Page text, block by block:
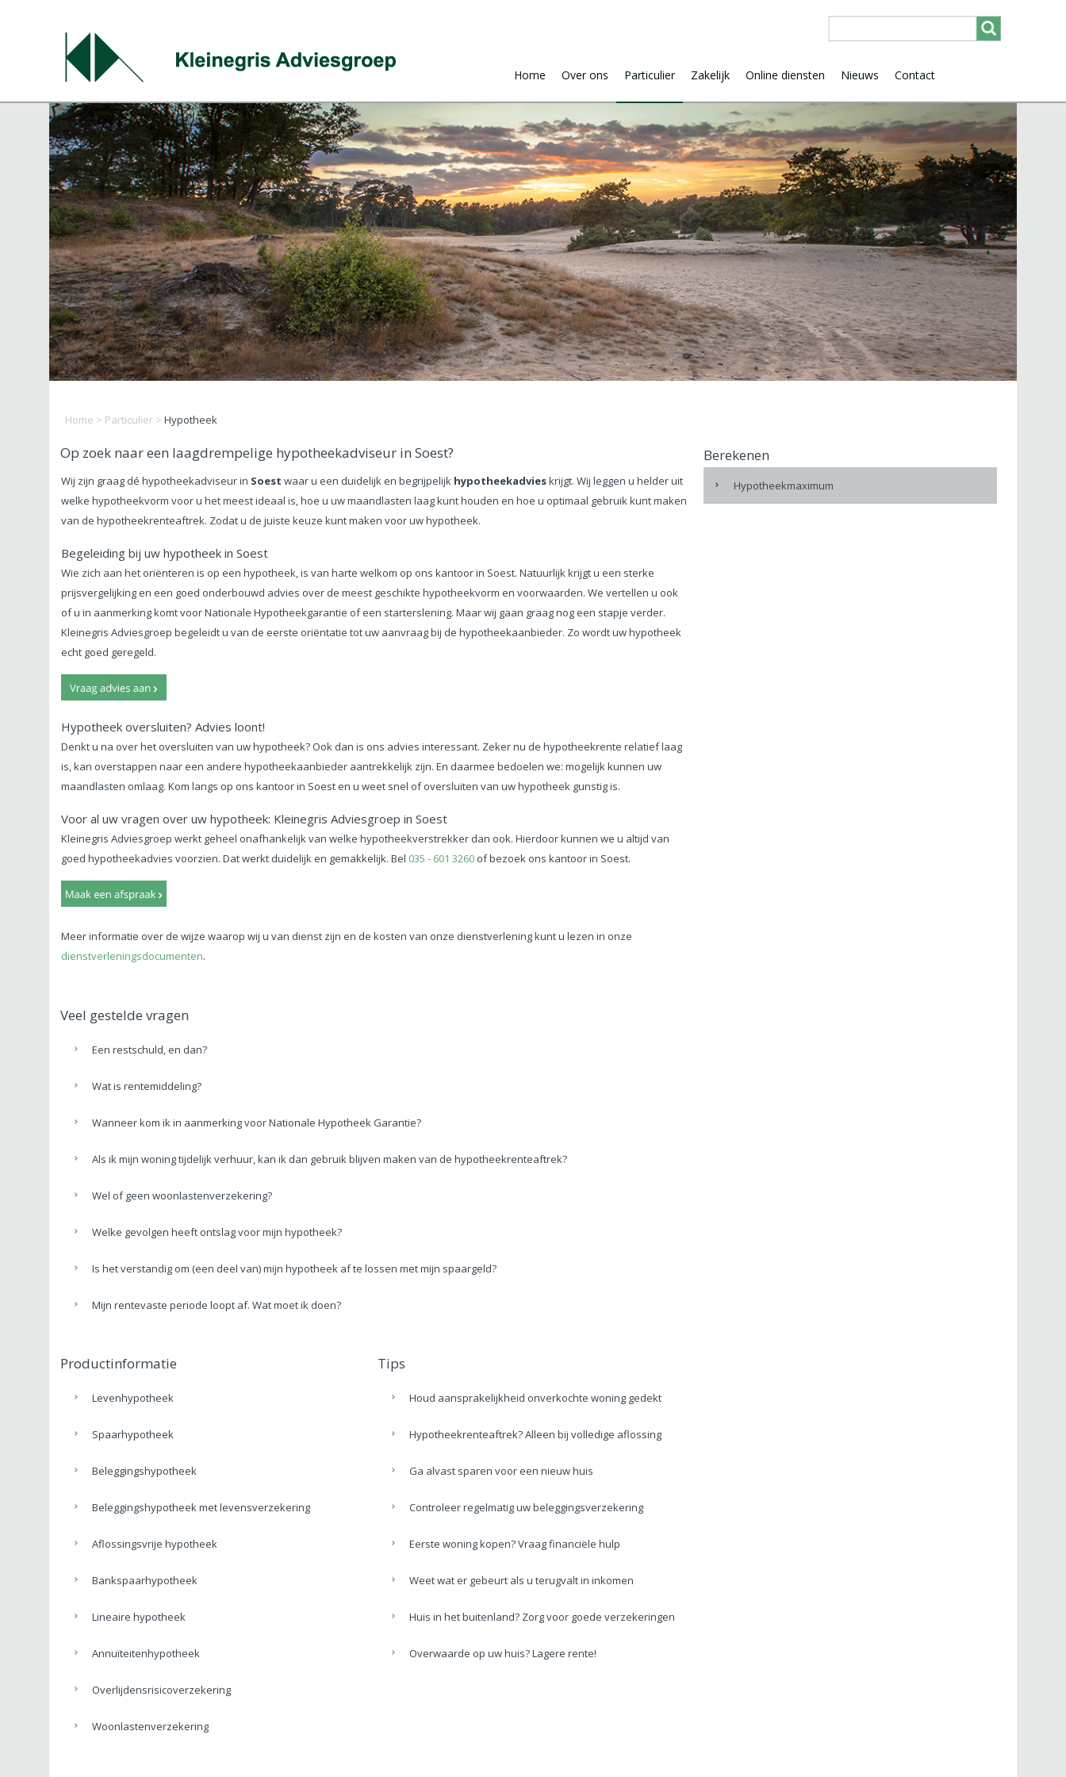
Home > Particulier > Hypotheek
Op zoek naar een laagdrempelige hypotheekadviseur in Soest?
Wij zijn graag dé hypotheekadviseur in Soest waar u een duidelijk en begrijpelijk hypotheekadvieskrijgt. Wij leggen u helder uit
welke hypotheekvorm voor u het meest ideaal is, hoe u uw maandlasten laag kunt houden en hoe u optimaal gebruik kunt maken
van de hypotheekrenteaftrek. Zodat u de juiste keuze kunt maken voor uw hypotheek.
Begeleiding bij uw hypotheek in Soest
Wie zich aan het oriënteren is op een hypotheek, is van harte welkom op ons kantoor in Soest. Natuurlijk krijgt u een sterke
prijsvergelijking en een goed onderbouwd advies over de meest geschikte hypotheekvorm en voorwaarden. We vertellen u ook
of u in aanmerking komt voor Nationale Hypotheekgarantie of een starterslening. Maar wij gaan graag nog een stapje verder.
Kleinegris Adviesgroep begeleidt u van de eerste oriëntatie tot uw aanvraag bij de hypotheekaanbieder. Zo wordt uw hypotheek
echt goed geregeld.
Hypotheek oversluiten? Advies loont!
Denkt u na over het oversluiten van uw hypotheek? Ook dan is ons advies interessant. Zeker nu de hypotheekrente relatief laag
is, kan overstappen naar een andere hypotheekaanbieder aantrekkelijk zijn. En daarmee bedoelen we: mogelijk kunnen uw
maandlasten omlaag. Kom langs op ons kantoor in Soest en u weet snel of oversluiten van uw hypotheek gunstig is.
Voor al uw vragen over uw hypotheek: Kleinegris Adviesgroep in Soest
Kleinegris Adviesgroep werkt geheel onafhankelijk van welke hypotheekverstrekker dan ook. Hierdoor kunnen we u altijd van
goed hypotheekadvies voorzien. Dat werkt duidelijk en gemakkelijk. Bel 035 - 601 3260 of bezoek ons kantoor in Soest.
Meer informatie over de wijze waarop wij u van dienst zijn en de kosten van onze dienstverlening kunt u lezen in onze
dienstverleningsdocumenten.
Veel gestelde vragen
Een restschuld, en dan?
Wat is rentemiddeling?
Wanneer kom ik in aanmerking voor Nationale Hypotheek Garantie?
Als ik mijn woning tijdelijk verhuur, kan ik dan gebruik blijven maken van de hypotheekrenteaftrek?
Wel of geen woonlastenverzekering?
Welke gevolgen heeft ontslag voor mijn hypotheek?
Is het verstandig om (een deel van) mijn hypotheek af te lossen met mijn spaargeld?
Mijn rentevaste periode loopt af. Wat moet ik doen?
Productinformatie
Levenhypotheek
Spaarhypotheek
Beleggingshypotheek
Beleggingshypotheek met levensverzekering
Aflossingsvrije hypotheek
Bankspaarhypotheek
Lineaire hypotheek
Annuïteitenhypotheek
Overlijdensrisicoverzekering
Woonlastenverzekering
Tips
Houd aansprakelijkheid onverkochte woning gedekt
Hypotheekrenteaftrek? Alleen bij volledige aflossing
Ga alvast sparen voor een nieuw huis
Controleer regelmatig uw beleggingsverzekering
Eerste woning kopen? Vraag financiële hulp
Weet wat er gebeurt als u terugvalt in inkomen
Huis in het buitenland? Zorg voor goede verzekeringen
Overwaarde op uw huis? Lagere rente!
Berekenen
Hypotheekmaximum
Home Over ons Particulier Zakelijk Online diensten Nieuws Contact